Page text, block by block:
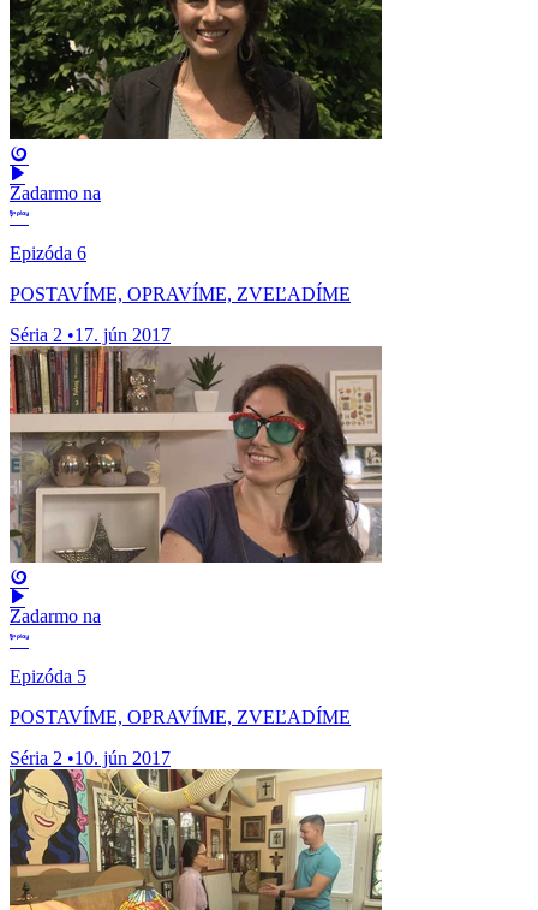
Zadarmo na
Epizóda 6
POSTAVÍME, OPRAVÍME, ZVEĽADÍME
Séria 2 •17. jún 2017
Zadarmo na
Epizóda 5
POSTAVÍME, OPRAVÍME, ZVEĽADÍME
Séria 2 •10. jún 2017